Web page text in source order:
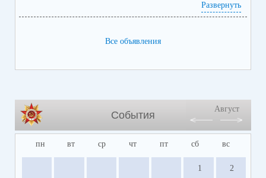
Развернуть
Все объявления
События
Август
пн вт ср чт пт сб вс
1 2